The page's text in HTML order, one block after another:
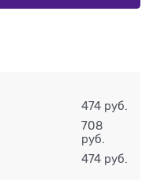
474 руб.
708
руб.
474 руб.